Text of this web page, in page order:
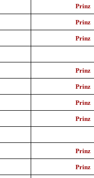
Prinz
Prinz
Prinz
Prinz
Prinz
Prinz
Prinz
Prinz
Prinz